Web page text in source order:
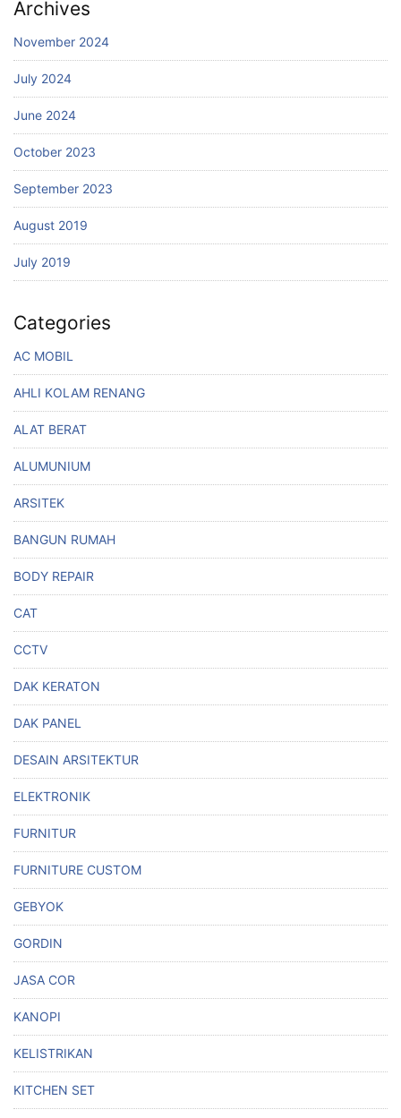
Archives
November 2024
July 2024
June 2024
October 2023
September 2023
August 2019
July 2019
Categories
AC MOBIL
AHLI KOLAM RENANG
ALAT BERAT
ALUMUNIUM
ARSITEK
BANGUN RUMAH
BODY REPAIR
CAT
CCTV
DAK KERATON
DAK PANEL
DESAIN ARSITEKTUR
ELEKTRONIK
FURNITUR
FURNITURE CUSTOM
GEBYOK
GORDIN
JASA COR
KANOPI
KELISTRIKAN
KITCHEN SET